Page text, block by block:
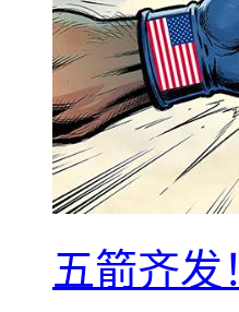
五箭齐发